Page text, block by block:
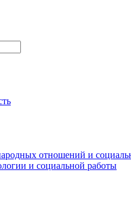
отношений и
и социальной работы